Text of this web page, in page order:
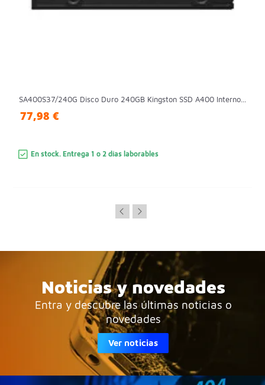
SA400S37/240G Disco Duro 240GB Kingston SSD A400 Interno...
77,98 €
En stock. Entrega 1 o 2 días laborables
Noticias y novedades
Entra y descubre las últimas noticias o
novedades
Ver noticias